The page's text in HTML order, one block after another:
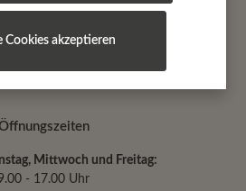
(bei Heilbronn)
Mittwoch und Freitag:
- 17.00 Uhr
Cookies akzeptieren